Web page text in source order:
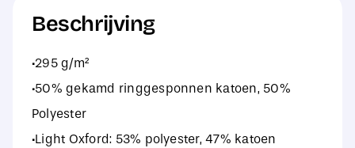
Beschrijving
·295 g/m²
·50% gekamd ringgesponnen katoen, 50%
Polyester
·Light Oxford: 53% polyester, 47% katoen